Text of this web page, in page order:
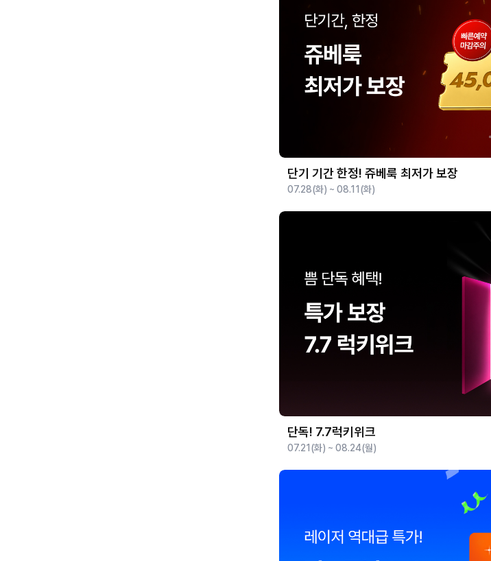
단기 기간 한정! 쥬베룩 최저가 보장
07.28(화) ~ 08.11(화)
단독! 7.7럭키위크
07.21(화) ~ 08.24(월)